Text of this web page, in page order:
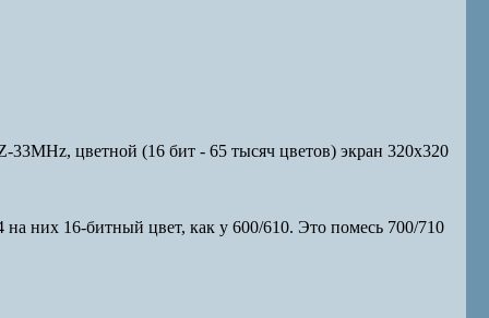
цветной (16 бит - 65 тысяч цветов) экран 320x320
них 16-битный цвет, как у 600/610. Это помесь 700/710